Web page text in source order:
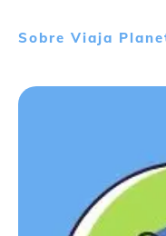
Sobre Viaja